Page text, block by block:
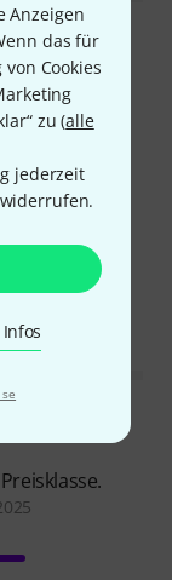
Anzeigen
das für
Cookies
zu (alle
jederzeit
mit 5 Saiten